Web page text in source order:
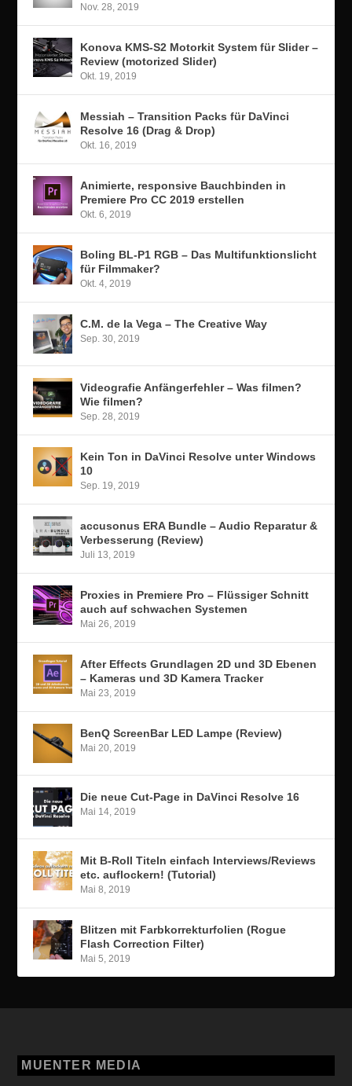
Nov. 28, 2019
Konova KMS-S2 Motorkit System für Slider –
Review (motorized Slider)
Okt. 19, 2019
Messiah – Transition Packs für DaVinci
Resolve 16 (Drag & Drop)
Okt. 16, 2019
Animierte, responsive Bauchbinden in
Premiere Pro CC 2019 erstellen
Okt. 6, 2019
Boling BL-P1 RGB – Das Multifunktionslicht
für Filmmaker?
Okt. 4, 2019
C.M. de la Vega – The Creative Way
Sep. 30, 2019
Videografie Anfängerfehler – Was filmen?
Wie filmen?
Sep. 28, 2019
Kein Ton in DaVinci Resolve unter Windows
10
Sep. 19, 2019
accusonus ERA Bundle – Audio Reparatur &
Verbesserung (Review)
Juli 13, 2019
Proxies in Premiere Pro – Flüssiger Schnitt
auch auf schwachen Systemen
Mai 26, 2019
After Effects Grundlagen 2D und 3D Ebenen
– Kameras und 3D Kamera Tracker
Mai 23, 2019
BenQ ScreenBar LED Lampe (Review)
Mai 20, 2019
Die neue Cut-Page in DaVinci Resolve 16
Mai 14, 2019
Mit B-Roll Titeln einfach Interviews/Reviews
etc. auflockern! (Tutorial)
Mai 8, 2019
Blitzen mit Farbkorrekturfolien (Rogue
Flash Correction Filter)
Mai 5, 2019
MUENTER MEDIA